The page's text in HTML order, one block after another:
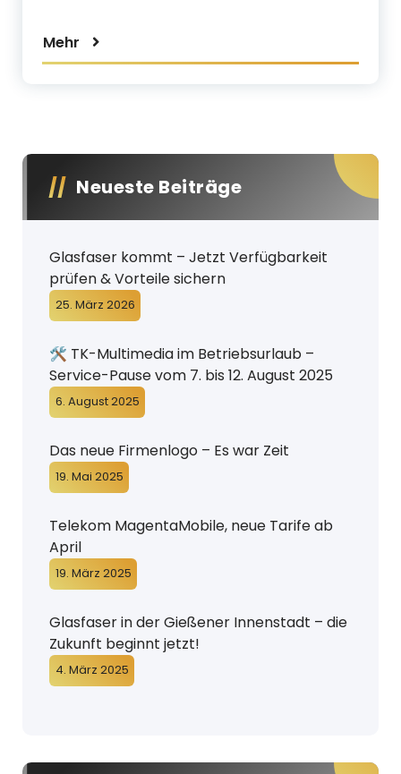
Mehr
Neueste Beiträge
Glasfaser kommt – Jetzt Verfügbarkeit
prüfen & Vorteile sichern
25. März 2026
🛠️ TK-Multimedia im Betriebsurlaub –
Service-Pause vom 7. bis 12. August 2025
6. August 2025
Das neue Firmenlogo – Es war Zeit
19. Mai 2025
Telekom MagentaMobile, neue Tarife ab
April
19. März 2025
Glasfaser in der Gießener Innenstadt – die
Zukunft beginnt jetzt!
4. März 2025